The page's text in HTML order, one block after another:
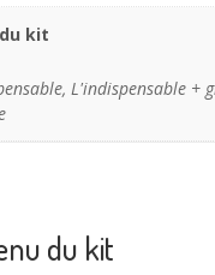
kit
L'indispensable +
du kit